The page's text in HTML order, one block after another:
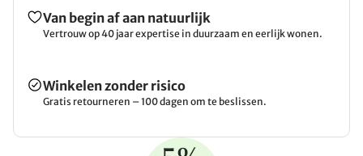
Van begin af aan natuurlijk
Vertrouw op 40 jaar expertise in duurzaam en eerlijk wonen.
Winkelen zonder risico
Gratis retourneren – 100 dagen om te beslissen.